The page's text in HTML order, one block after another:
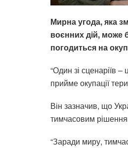
Мирна угода, яка
воєнних дій, може
погодиться на
“Один зі сценаріїв
прийме окупації
Він зазначив, що
тимчасовим
“Заради миру,